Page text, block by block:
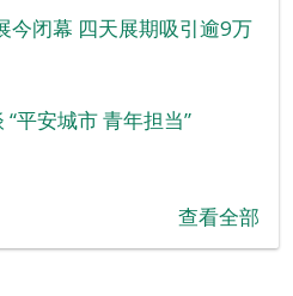
今闭幕 四天展期吸引逾9万
平安城市 青年担当”
查看全部